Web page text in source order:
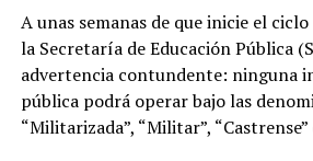
A unas semanas de que inicie el
la Secretaría de Educación Pública
advertencia contundente: ninguna
pública podrá operar bajo las
“Militarizada”, “Militar”,